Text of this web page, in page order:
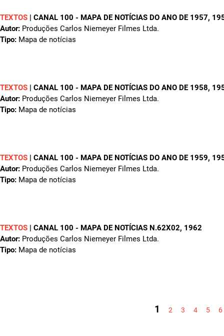
TEXTOS | CANAL 100 - MAPA DE NOTÍCIAS DO ANO DE 1957,
Autor: Produções Carlos Niemeyer Filmes Ltda.
Tipo: Mapa de notícias
TEXTOS | CANAL 100 - MAPA DE NOTÍCIAS DO ANO DE 1958,
Autor: Produções Carlos Niemeyer Filmes Ltda.
Tipo: Mapa de notícias
TEXTOS | CANAL 100 - MAPA DE NOTÍCIAS DO ANO DE 1959,
Autor: Produções Carlos Niemeyer Filmes Ltda.
Tipo: Mapa de notícias
TEXTOS | CANAL 100 - MAPA DE NOTÍCIAS N.62X02, 1962
Autor: Produções Carlos Niemeyer Filmes Ltda.
Tipo: Mapa de notícias
1 2 3 4 5 6